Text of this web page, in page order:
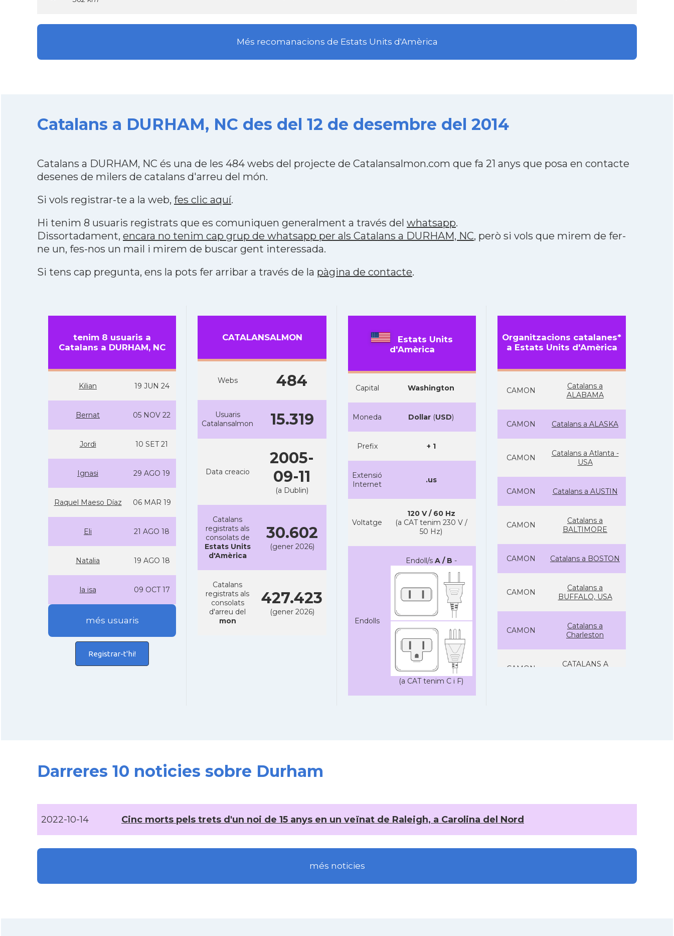
Més recomanacions de Estats Units d'Amèrica
Catalans a DURHAM, NC des del 12 de desembre del 2014
Catalans a DURHAM, NC és una de les 484 webs del projecte de Catalansalmon.com que fa 21 anys que posa en contacte
desenes de milers de catalans d'arreu del món.
Si vols registrar-te a la web, fes clic aquí.
Hi tenim 8 usuaris registrats que es comuniquen generalment a través del whatsapp.
Dissortadament, encara no tenim cap grup de whatsapp per als Catalans a DURHAM, NC, però si vols que mirem de fer-
ne un, fes-nos un mail i mirem de buscar gent interessada.
Si tens cap pregunta, ens la pots fer arribar a través de la pàgina de contacte.
tenim 8 usuaris a
Catalans a DURHAM, NC
Kilian 19 JUN 24
Bernat 05 NOV 22
Jordi 10 SET 21
Ignasi 29 AGO 19
Raquel Maeso Dí­az 06 MAR 19
Eli 21 AGO 18
Natalia 19 AGO 18
la isa 09 OCT 17
més usuaris
Registrar-t'hi!
CATALANSALMON
Webs 484
Usuaris
Catalansalmon
15.319
Data creacio
2005-
09-11
(a Dublin)
Catalans
registrats als
consolats de
Estats Units
d'Amèrica
30.602
(gener 2026)
Catalans
registrats als
consolats
d'arreu del
mon
427.423
(gener 2026)
Estats Units
d'Amèrica
Capital Washington
Moneda Dollar (USD)
Prefix + 1
Extensió
Internet
.us
Voltatge
120 V / 60 Hz
(a CAT tenim 230 V /
50 Hz)
Endolls
Endoll/s A / B -
(a CAT tenim C i F)
Organitzacions catalanes*
a Estats Units d'Amèrica
CAMON
Catalans a
ALABAMA
CAMON Catalans a ALASKA
CAMON
Catalans a Atlanta -
USA
CAMON Catalans a AUSTIN
CAMON
Catalans a
BALTIMORE
CAMON Catalans a BOSTON
CAMON
Catalans a
BUFFALO, USA
CAMON
Catalans a
Charleston
CAMON
CATALANS A
CAMON
CAMON Catalans a DAVIS
Darreres 10 noticies sobre Durham
2022-10-14 Cinc morts pels trets d'un noi de 15 anys en un veïnat de Raleigh, a Carolina del Nord
més noticies